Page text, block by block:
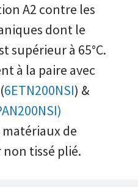
A2 contre les
dont le
supérieur à 65°C.
à la paire avec
6ETN200NSI) &
matériaux de
tissé plié.